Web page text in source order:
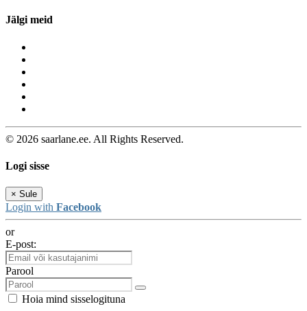
Jälgi meid
© 2026 saarlane.ee. All Rights Reserved.
Logi sisse
× Sule
Login with Facebook
or
E-post:
Parool
Hoia mind sisselogituna